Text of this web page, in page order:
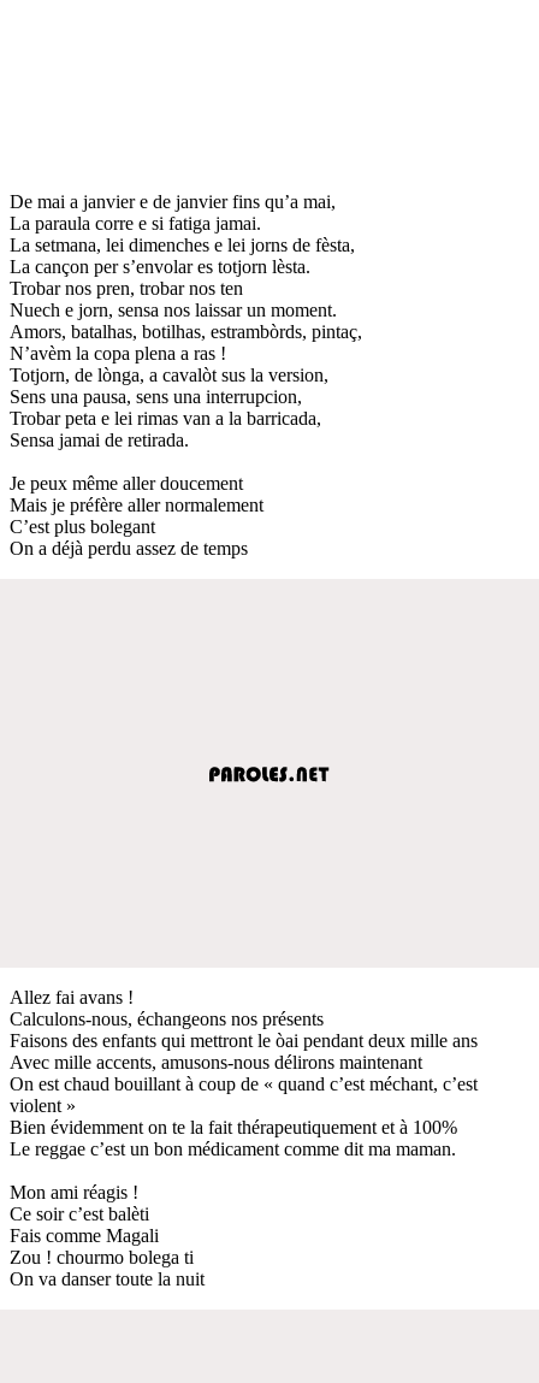
De mai a janvier e de janvier fins qu’a mai,
La paraula corre e si fatiga jamai.
La setmana, lei dimenches e lei jorns de fèsta,
La cançon per s’envolar es totjorn lèsta.
Trobar nos pren, trobar nos ten
Nuech e jorn, sensa nos laissar un moment.
Amors, batalhas, botilhas, estrambòrds, pintaç,
N’avèm la copa plena a ras !
Totjorn, de lònga, a cavalòt sus la version,
Sens una pausa, sens una interrupcion,
Trobar peta e lei rimas van a la barricada,
Sensa jamai de retirada.
Je peux même aller doucement
Mais je préfère aller normalement
C’est plus bolegant
On a déjà perdu assez de temps
Allez fai avans !
Calculons-nous, échangeons nos présents
Faisons des enfants qui mettront le òai pendant deux mille ans
Avec mille accents, amusons-nous délirons maintenant
On est chaud bouillant à coup de « quand c’est méchant, c’est
violent »
Bien évidemment on te la fait thérapeutiquement et à 100%
Le reggae c’est un bon médicament comme dit ma maman.
Mon ami réagis !
Ce soir c’est balèti
Fais comme Magali
Zou ! chourmo bolega ti
On va danser toute la nuit